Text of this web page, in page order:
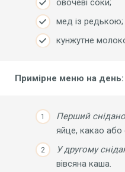
овочеві соки;
мед із редькою;
кунжутне
Примірне меню на день:
Перший
яйце, какао або
У другому
вівсяна каша.